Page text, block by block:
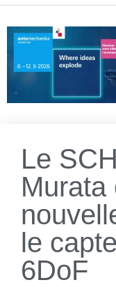
Le
Murata
le
6DoF